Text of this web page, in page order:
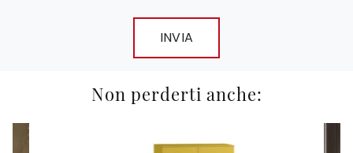
INVIA
Non perderti anche: